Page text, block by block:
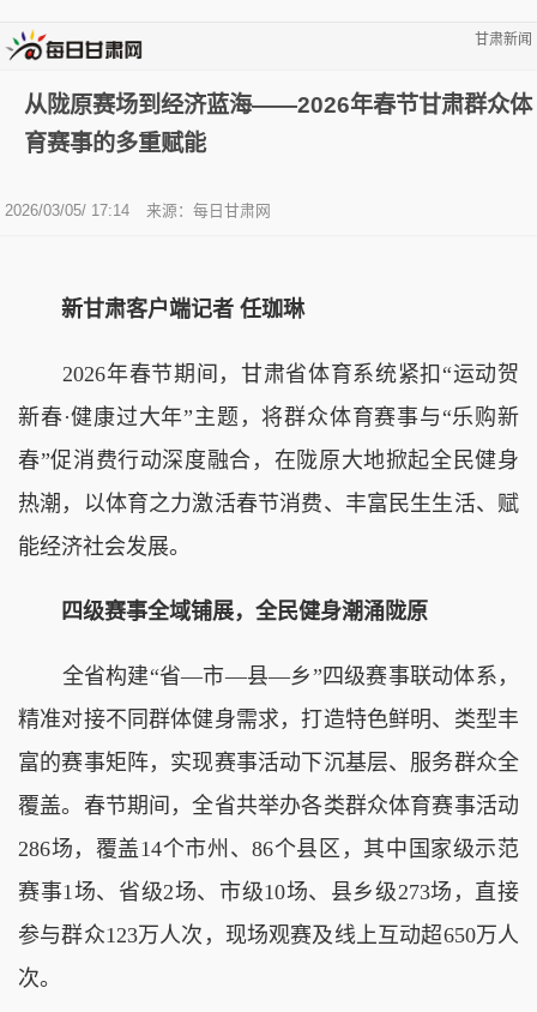
甘肃新闻
从陇原赛场到经济蓝海——2026年春节甘肃群众体
育赛事的多重赋能
2026/03/05/ 17:14 来源： 每日甘肃网
新甘肃客户端记者 任珈琳
2026年春节期间，甘肃省体育系统紧扣“运动贺
新春·健康过大年”主题，将群众体育赛事与“乐购新
春”促消费行动深度融合，在陇原大地掀起全民健身
热潮，以体育之力激活春节消费、丰富民生生活、赋
能经济社会发展。
四级赛事全域铺展，全民健身潮涌陇原
全省构建“省—市—县—乡”四级赛事联动体系，
精准对接不同群体健身需求，打造特色鲜明、类型丰
富的赛事矩阵，实现赛事活动下沉基层、服务群众全
覆盖。春节期间，全省共举办各类群众体育赛事活动
286场，覆盖14个市州、86个县区，其中国家级示范
赛事1场、省级2场、市级10场、县乡级273场，直接
参与群众123万人次，现场观赛及线上互动超650万人
次。